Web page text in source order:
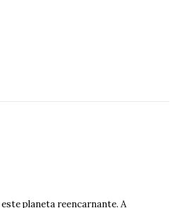
planeta reencarnante. A